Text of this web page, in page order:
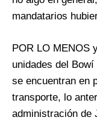
mandatarios
POR LO MENOS
unidades del
se encuentran en
transporte, lo
administración de